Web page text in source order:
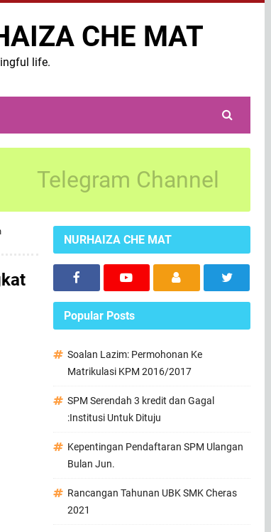
CHE MAT
life.
Telegram Channel
NURHAIZA CHE MAT
Popular Posts
Soalan Lazim: Permohonan Ke
Matrikulasi KPM 2016/2017
SPM Serendah 3 kredit dan Gagal
:Institusi Untuk Dituju
Kepentingan Pendaftaran SPM Ulangan
Bulan Jun.
Rancangan Tahunan UBK SMK Cheras
2021